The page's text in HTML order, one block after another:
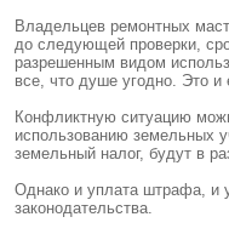
Владельцев ремонтных
до следующей проверки,
разрешенным видом
все, что душе угодно. Это и
Конфликтную ситуацию
использованию земельных
земельный налог, будут в
Однако и уплата штрафа, и
законодательства.